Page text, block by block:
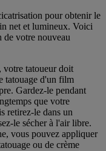
pour obtenir le
net et lumineux. Voici
de votre nouveau
votre tatoueur doit
tatouage d'un film
Gardez-le pendant
que votre
retirez-le dans un
le sécher à l'air libre.
vous pouvez appliquer
ou de crème